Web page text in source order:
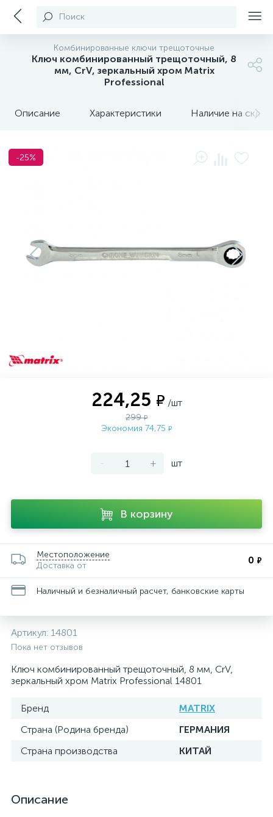
Поиск
Комбинированные ключи трещоточные
Ключ комбинированный трещоточный, 8
мм, CrV, зеркальный хром Matrix
Professional
Описание Характеристики Наличие на
-25%
224,25 ₽ /шт
299₽
Экономия 74,75 ₽
- + шт
В корзину
Местоположение
Доставка от
0 ₽
Наличный и безналичный расчет, банковские карты
Артикул: 14801
Пока нет отзывов
Ключ комбинированный трещоточный, 8 мм, CrV,
зеркальный хром Matrix Professional 14801
Бренд
MATRIX
Страна (Родина бренда)
ГЕРМАНИЯ
Страна производства
КИТАЙ
Описание